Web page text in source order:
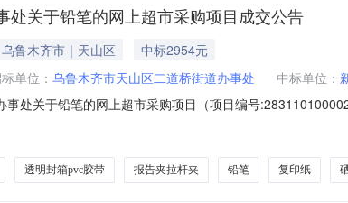
处关于铅笔的网上超市采购项目成交公告
鲁木齐市｜天山区
中标2954元
单位： 乌鲁木齐市天山区二道桥街道办事处 中标单位：
事处关于铅笔的网上超市采购项目（项目编号
在行政区划名称:新疆维吾尔自治区乌鲁木齐市天山区报价
透明封箱pvc胶带 报告夹拉杆夹 铅笔 复印纸